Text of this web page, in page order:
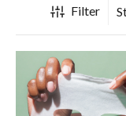
Filter
Haut
und